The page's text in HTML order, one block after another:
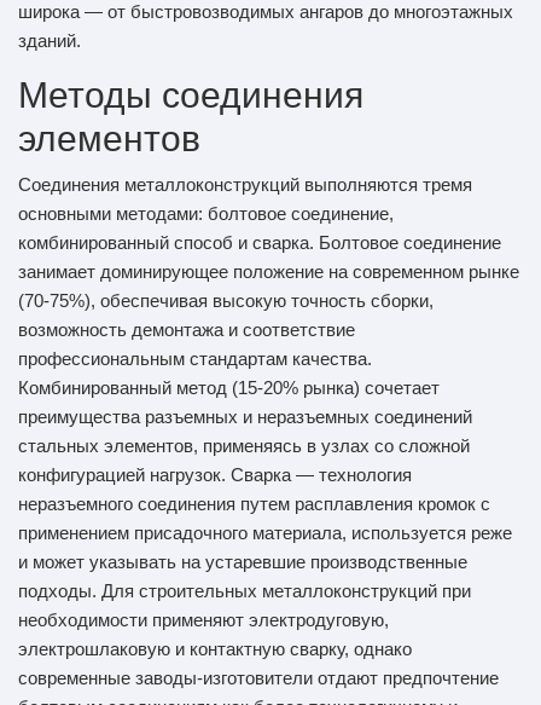
широка — от быстровозводимых ангаров до многоэтажных
зданий.
Методы соединения
элементов
Соединения металлоконструкций выполняются тремя
основными методами: болтовое соединение,
комбинированный способ и сварка. Болтовое соединение
занимает доминирующее положение на современном рынке
(70-75%), обеспечивая высокую точность сборки,
возможность демонтажа и соответствие
профессиональным стандартам качества.
Комбинированный метод (15-20% рынка) сочетает
преимущества разъемных и неразъемных соединений
стальных элементов, применяясь в узлах со сложной
конфигурацией нагрузок. Сварка — технология
неразъемного соединения путем расплавления кромок с
применением присадочного материала, используется реже
и может указывать на устаревшие производственные
подходы. Для строительных металлоконструкций при
необходимости применяют электродуговую,
электрошлаковую и контактную сварку, однако
современные заводы-изготовители отдают предпочтение